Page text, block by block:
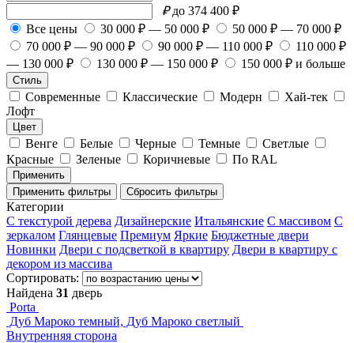
₽ до 374 400 ₽
Все цены
30 000 ₽ — 50 000 ₽
50 000 ₽ — 70 000 ₽
70 000 ₽ — 90 000 ₽
90 000 ₽ — 110 000 ₽
110 000 ₽
— 130 000 ₽
130 000 ₽ — 150 000 ₽ 150 000 ₽ и больше
Стиль
Современные Классические Модерн
Хай-тек
Лофт
Цвет
Венге Белые Черные Темные
Светлые
Красные
Зеленые Коричневые По RAL
Применить
Применить фильтры
Сбросить фильтры
Категории
С текстурой дерева Дизайнерские Итальянские С массивом С
зеркалом Глянцевые Премиум Яркие Бюджетные двери
Новинки Двери с подсветкой в квартиру Двери в квартиру с
декором из массива
Сортировать:
Найдена 31 дверь
Porta
Дуб Мароко темный, Дуб Мароко светлый
Внутренняя сторона